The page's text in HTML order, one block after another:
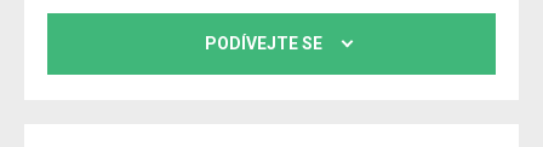
PODÍVEJTE SE